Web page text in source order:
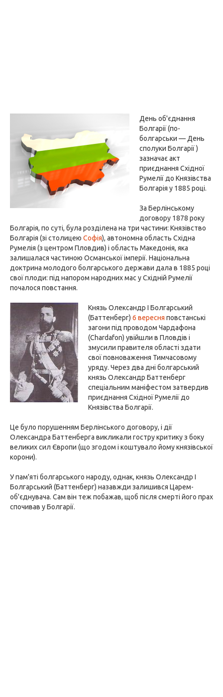
День об'єднання
Болгарії (по-
болгарськи — День
сполуки Болгарії )
зазначає акт
приєднання Східної
Румелії до Князівства
Болгарія у 1885 році.
За Берлінському
договору 1878 року
Болгарія, по суті, була розділена на три частини: Князівство
Болгарія (зі столицею Софія), автономна область Східна
Румелія (з центром Пловдив) і область Македонія, яка
залишалася частиною Османської імперії. Національна
доктрина молодого болгарського держави дала в 1885 році
свої плоди: під напором народних мас у Східній Румелії
почалося повстання.
Князь Олександр I Болгарський
(Баттенберг) 6 вересня повстанські
загони під проводом Чардафона
(Chardafon) увійшли в Пловдів і
змусили правителя області здати
свої повноваження Тимчасовому
уряду. Через два дні болгарський
князь Олександр Баттенберг
спеціальним маніфестом затвердив
приєднання Східної Румелії до
Князівства Болгарії.
Це було порушенням Берлінського договору, і дії
Олександра Баттенберга викликали гостру критику з боку
великих сил Європи (що згодом і коштувало йому князівської
корони).
У пам'яті болгарського народу, однак, князь Олександр I
Болгарський (Баттенберг) назавжди залишився Царем-
об'єднувача. Сам він теж побажав, щоб після смерті його прах
спочивав у Болгарії.